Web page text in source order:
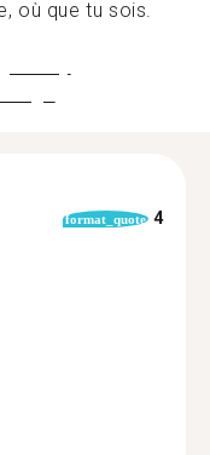
où que tu sois.
format_quote 4